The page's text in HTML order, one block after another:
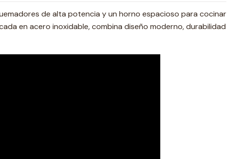
de alta potencia y un horno espacioso para cocinar
en acero inoxidable, combina diseño moderno, durabilidad